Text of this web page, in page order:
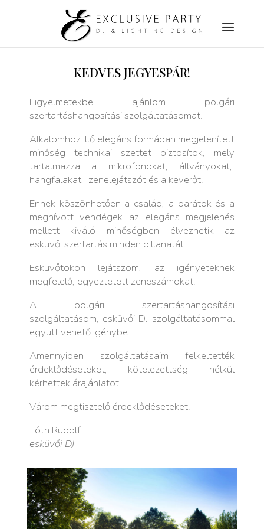
KEDVES JEGYESPÁR!
Figyelmetekbe ajánlom polgári
szertartáshangosítási szolgáltatásomat.
Alkalomhoz illő elegáns formában megjelenített
minőség technikai szettet biztosítok, mely
tartalmazza a mikrofonokat, állványokat,
hangfalakat, zenelejátszót és a keverőt.
Ennek köszönhetően a család, a barátok és a
meghívott vendégek az elegáns megjelenés
mellett kiváló minőségben élvezhetik az
esküvői szertartás minden pillanatát.
Esküvőtökön lejátszom, az igényeteknek
megfelelő, egyeztetett zeneszámokat.
A polgári szertartáshangosítási
szolgáltatásom, esküvői DJ szolgáltatásommal
együtt vehető igénybe.
Amennyiben szolgáltatásaim felkeltették
érdeklődéseteket, kötelezettség nélkül
kérhettek árajánlatot.
Várom megtisztelő érdeklődéseteket!
Tóth Rudolf
esküvői DJ